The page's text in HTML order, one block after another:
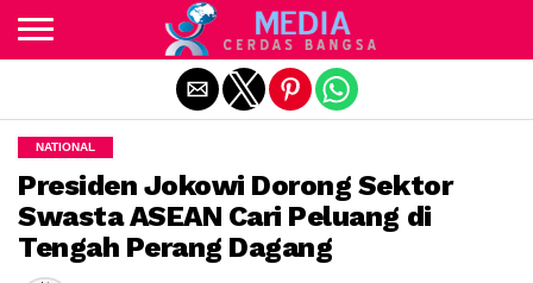
NATIONAL
Presiden Jokowi Dorong Sektor
Swasta ASEAN Cari Peluang di
Tengah Perang Dagang
Exit mobile version